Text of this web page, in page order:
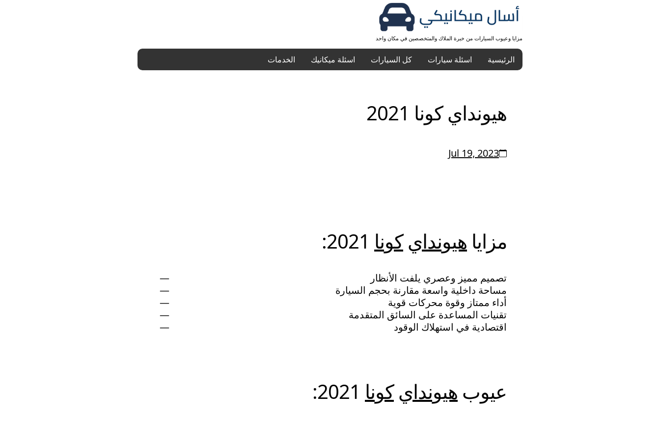
مزايا وعيوب السيارات من خبرة الملاك والمتخصصين في مكان واحد
الرئيسية اسئلة سيارات كل السيارات اسئلة ميكانيك الخدمات
هيونداي كونا 2021
Jul 19, 2023
مزايا هيونداي كونا
تصميم مميز وعصري يلفت الأنظار
مساحة داخلية واسعة مقارنة بحجم السيارة
أداء ممتاز وقوة محركات قوية
تقنيات المساعدة على السائق المتقدمة
اقتصادية في استهلاك الوقود
عيوب هيونداي كونا